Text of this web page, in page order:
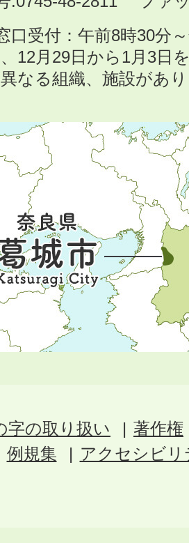
口受付：午前8時30分
、12月29日から1月3日
なる組織、施設があ
字の取り扱い
著作権
例規集
アクセシビ